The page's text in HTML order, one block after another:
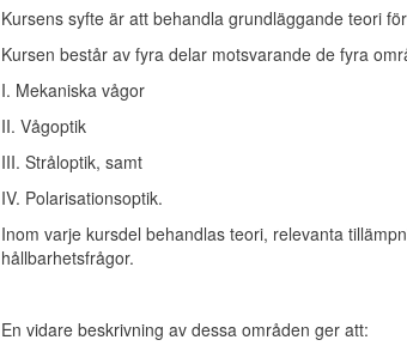
Kursens syfte är att behandla grundläggande teori
Kursen består av fyra delar motsvarande de fyra
I. Mekaniska vågor
II. Vågoptik
III. Stråloptik, samt
IV. Polarisationsoptik.
Inom varje kursdel behandlas teori, relevanta
hållbarhetsfrågor.
En vidare beskrivning av dessa områden ger att: